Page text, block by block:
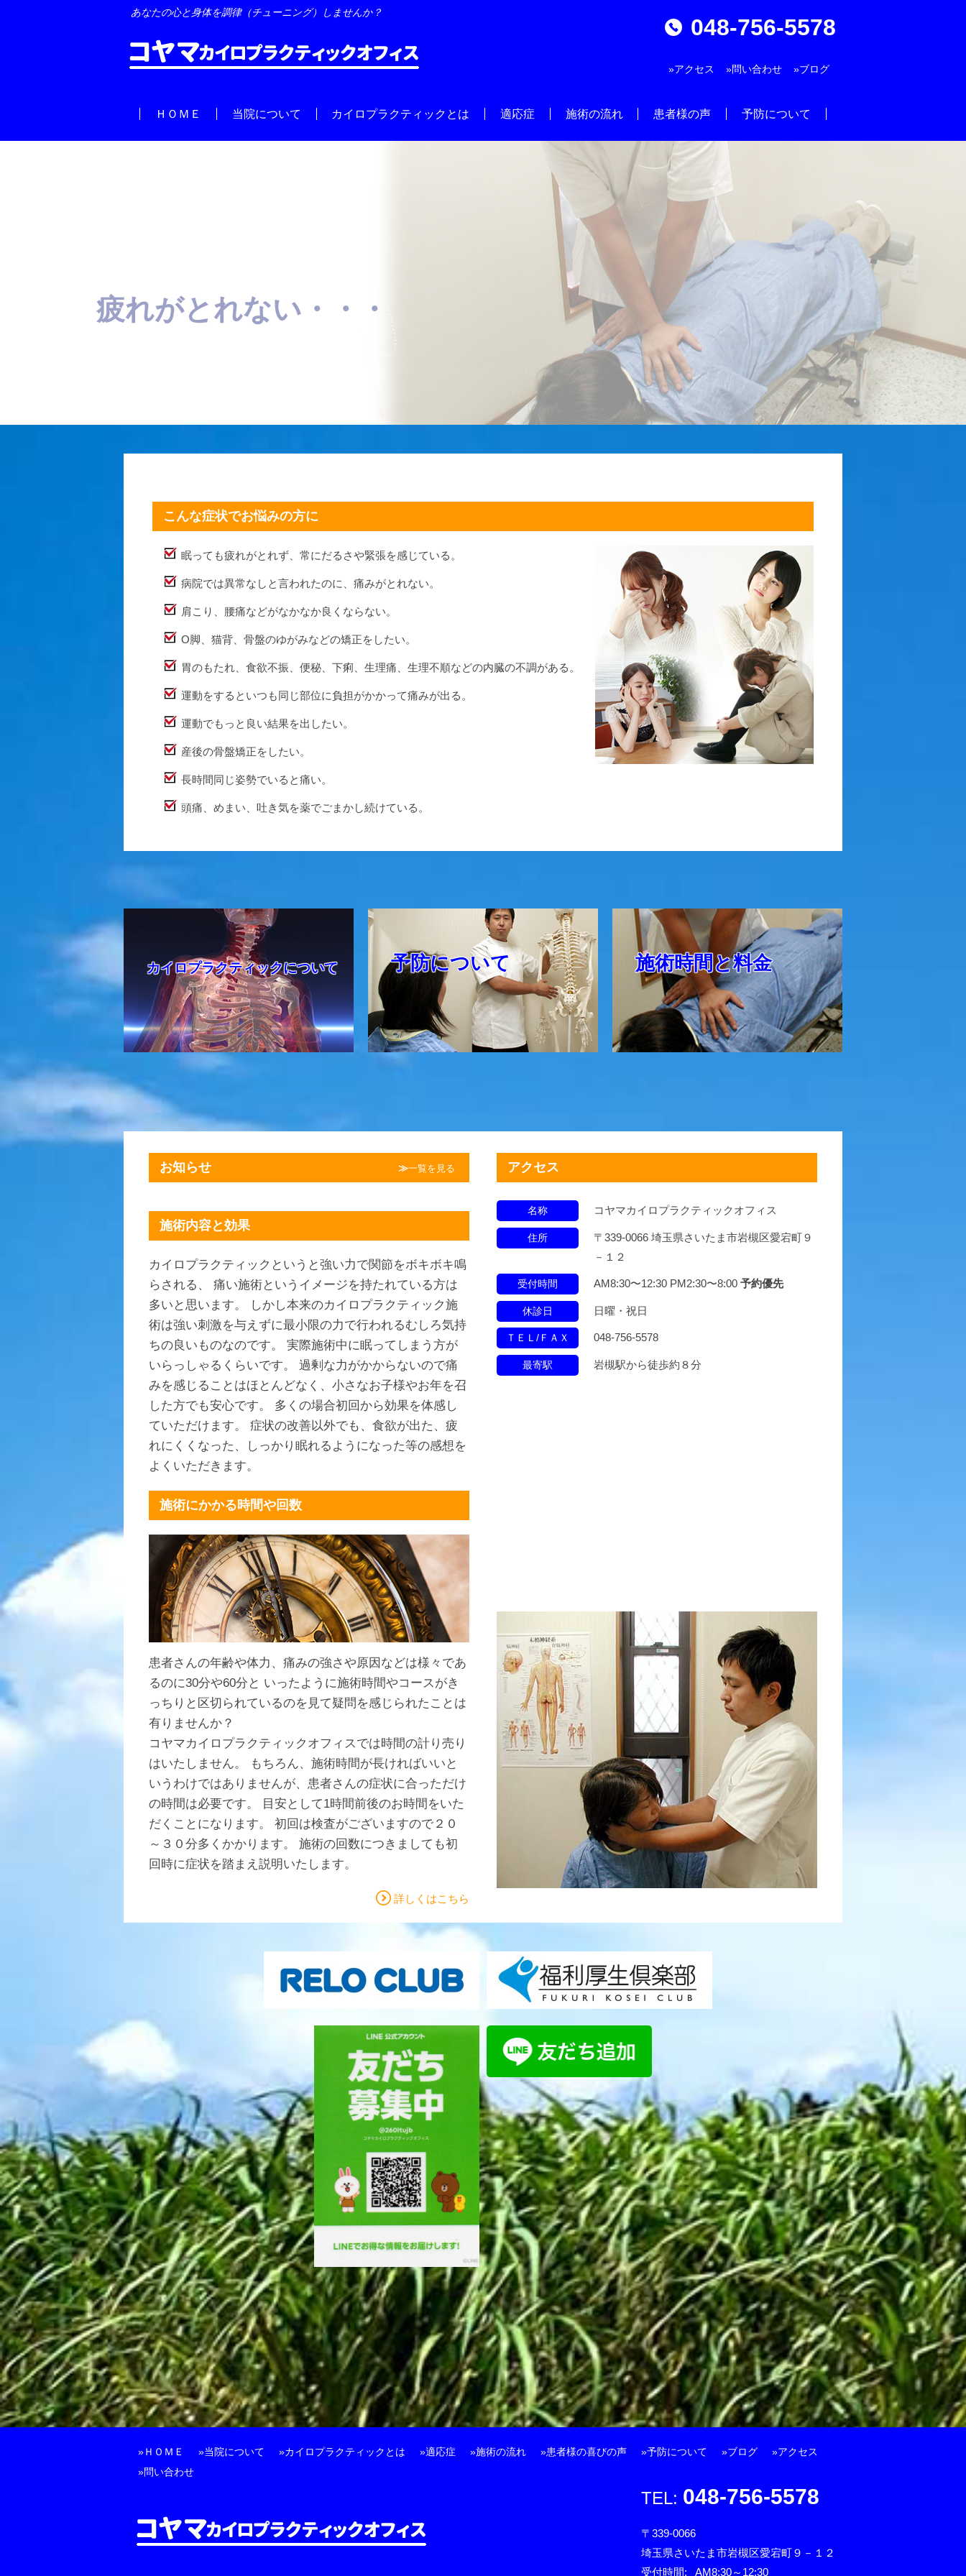
あなたの心と身体を調律（チューニング）しませんか？
048-756-5578
»アクセス »問い合わせ »ブログ
ＨＯＭＥ 当院について カイロプラクティックとは 適応症 施術の流れ 患者様の声 予防について
疲れがとれない・・・
こんな症状でお悩みの方に
眠っても疲れがとれず、常にだるさや緊張を感じている。
病院では異常なしと言われたのに、痛みがとれない。
肩こり、腰痛などがなかなか良くならない。
O脚、猫背、骨盤のゆがみなどの矯正をしたい。
胃のもたれ、食欲不振、便秘、下痢、生理痛、生理不順などの内臓の不調がある。
運動をするといつも同じ部位に負担がかかって痛みが出る。
運動でもっと良い結果を出したい。
産後の骨盤矯正をしたい。
長時間同じ姿勢でいると痛い。
頭痛、めまい、吐き気を薬でごまかし続けている。
カイロプラクティックについて 予防について 施術時間と料金
お知らせ 一覧を見る
施術内容と効果
カイロプラクティックというと強い力で関節をボキボキ鳴
らされる、 痛い施術というイメージを持たれている方は
多いと思います。 しかし本来のカイロプラクティック施
術は強い刺激を与えずに最小限の力で行われるむしろ気持
ちの良いものなのです。 実際施術中に眠ってしまう方が
いらっしゃるくらいです。 過剰な力がかからないので痛
みを感じることはほとんどなく、小さなお子様やお年を召
した方でも安心です。 多くの場合初回から効果を体感し
ていただけます。 症状の改善以外でも、食欲が出た、疲
れにくくなった、しっかり眠れるようになった等の感想を
よくいただきます。
施術にかかる時間や回数
患者さんの年齢や体力、痛みの強さや原因などは様々であ
るのに30分や60分と いったように施術時間やコースがき
っちりと区切られているのを見て疑問を感じられたことは
有りませんか？
コヤマカイロプラクティックオフィスでは時間の計り売り
はいたしません。 もちろん、施術時間が長ければいいと
いうわけではありませんが、患者さんの症状に合っただけ
の時間は必要です。 目安として1時間前後のお時間をいた
だくことになります。 初回は検査がございますので２０
～３０分多くかかります。 施術の回数につきましても初
回時に症状を踏まえ説明いたします。
詳しくはこちら
アクセス
名称 コヤマカイロプラクティックオフィス
住所
〒339-0066 埼玉県さいたま市岩槻区愛宕町９
－１２
受付時間 AM8:30〜12:30 PM2:30〜8:00 予約優先
休診日 日曜・祝日
ＴＥＬ/ＦＡＸ 048-756-5578
最寄駅 岩槻駅から徒歩約８分
ＨＯＭＥ 当院について カイロプラクティックとは 適応症 施術の流れ 患者様の喜びの声 予防について ブログ
アクセス
問い合わせ
048-756-5578
〒339-0066
埼玉県さいたま市岩槻区愛宕町９－１２
受付時間:
AM8:30～12:30